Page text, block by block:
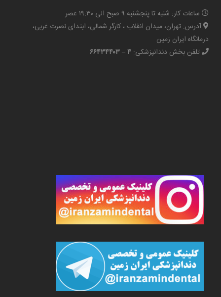
ساعات کار: شنبه تا پنجشنبه ۹ صبح الی ۱۹:۳۰ عصر
آدرس: تهران، میدان انقلاب ، کارگر شمالی، ابتدای نصرت غربی،
درمانگاه ایران زمین
تلفن بخش دندانپزشکی: ۴ – ۶۶۴۳۴۴۰۳